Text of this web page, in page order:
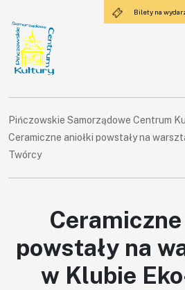
Aktualności
Bilety na
Pińczowskie Samorządowe Centrum
Ceramiczne aniołki powstały na
Twórcy
powstały na
w Klubie